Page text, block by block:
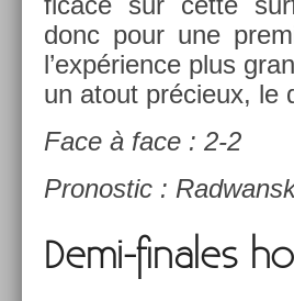
donc pour une
l’expéri­ence plus
un atout précieux, le
Face à face : 2-2
Pro­nos­tic :
Demi-finales